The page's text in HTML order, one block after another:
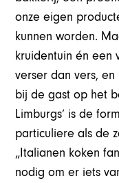
onze eigen
kunnen worden.
kruidentuin én een
verser dan vers,
bij de gast op het
Limburgs’ is de
particuliere als de
„Italianen koken
nodig om er iets